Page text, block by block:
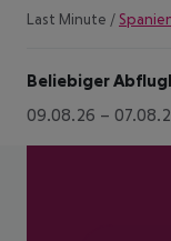
Last Minute /
Beliebiger
09.08.26 –